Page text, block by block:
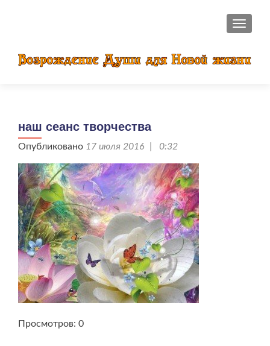
наш сеанс творчества
Опубликовано 17 июля 2016 | 0:32
Просмотров: 0